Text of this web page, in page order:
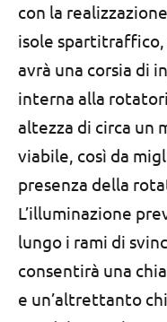
con la
isole
avrà una corsia di
interna alla
altezza di circa un
viabile, così da
presenza della
L’illuminazione
lungo i rami di
consentirà una
e un’altrettanto